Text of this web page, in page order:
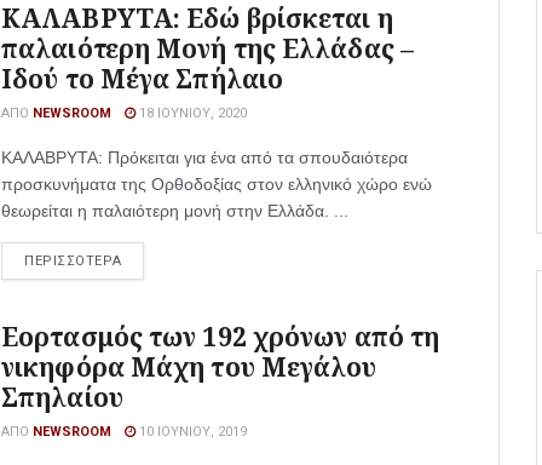
ΚΑΛΑΒΡΥΤΑ: Εδώ βρίσκεται η
παλαιότερη Μονή της Ελλάδας –
Ιδού το Μέγα Σπήλαιο
ΑΠΌ NEWSROOM 18 ΙΟΥΝΊΟΥ, 2020
ΚΑΛΑΒΡΥΤΑ: Πρόκειται για ένα από τα σπουδαιότερα
προσκυνήματα της Ορθοδοξίας στον ελληνικό χώρο ενώ
θεωρείται η παλαιότερη μονή στην Ελλάδα. ...
ΠΕΡΙΣΣΟΤΕΡΑ
Εορτασμός των 192 χρόνων από τη
νικηφόρα Μάχη του Μεγάλου
Σπηλαίου
ΑΠΌ NEWSROOM 10 ΙΟΥΝΊΟΥ, 2019